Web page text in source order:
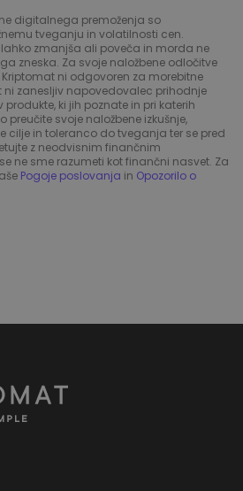
digitalnega premoženja so
tveganju in volatilnosti cen.
zmanjša ali poveča in morda ne
zneska. Za svoje naložbene odločitve
ni odgovoren za morebitne
ni zanesljiv napovedovalec prihodnje
produkte, ki jih poznate in pri katerih
preučite svoje naložbene izkušnje,
cilje in toleranco do tveganja ter se pred
z neodvisnim finančnim
ne sme razumeti kot finančni nasvet. Za
Pogoje poslovanja in Opozorilo o